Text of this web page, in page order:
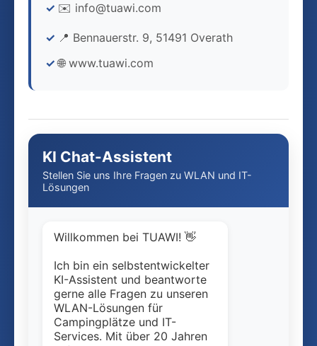
✉️ info@tuawi.com
📍 Bennauerstr. 9, 51491 Overath
🌐 www.tuawi.com
KI Chat-Assistent
Stellen Sie uns Ihre Fragen zu WLAN und IT-
Lösungen
Willkommen bei TUAWI! 👋
Ich bin ein selbstentwickelter
KI-Assistent und beantworte
gerne alle Fragen zu unseren
WLAN-Lösungen für
Campingplätze und IT-
Services. Mit über 20 Jahren